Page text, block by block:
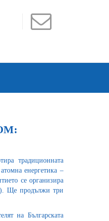
традиционната
енергетика –
се организира
Ще продължи три
на Българската